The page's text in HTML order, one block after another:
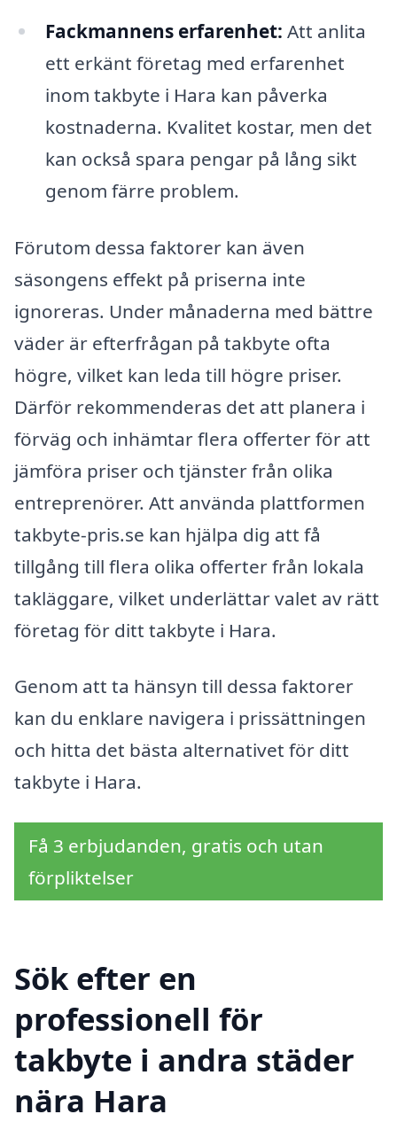
Fackmannens erfarenhet: Att anlita
ett erkänt företag med erfarenhet
inom takbyte i Hara kan påverka
kostnaderna. Kvalitet kostar, men det
kan också spara pengar på lång sikt
genom färre problem.
Förutom dessa faktorer kan även
säsongens effekt på priserna inte
ignoreras. Under månaderna med bättre
väder är efterfrågan på takbyte ofta
högre, vilket kan leda till högre priser.
Därför rekommenderas det att planera i
förväg och inhämtar flera offerter för att
jämföra priser och tjänster från olika
entreprenörer. Att använda plattformen
takbyte-pris.se kan hjälpa dig att få
tillgång till flera olika offerter från lokala
takläggare, vilket underlättar valet av rätt
företag för ditt takbyte i Hara.
Genom att ta hänsyn till dessa faktorer
kan du enklare navigera i prissättningen
och hitta det bästa alternativet för ditt
takbyte i Hara.
Få 3 erbjudanden, gratis och utan
förpliktelser
Sök efter en
professionell för
takbyte i andra städer
nära Hara